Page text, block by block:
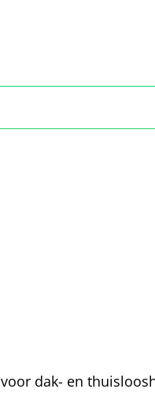
dak- en